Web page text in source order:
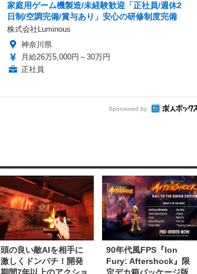
家庭用ゲーム機製造/未経験歓迎「正社員/週休2
日制/空調完備/賞与あり」安心の研修制度完備
株式会社Luminous
神奈川県
月給26万5,000円～30万円
正社員
Sponsored by
頭の良い敵AIを相手に
激しくドンパチ！開発
90年代風FPS『Ion
Fury: Aftershock』限